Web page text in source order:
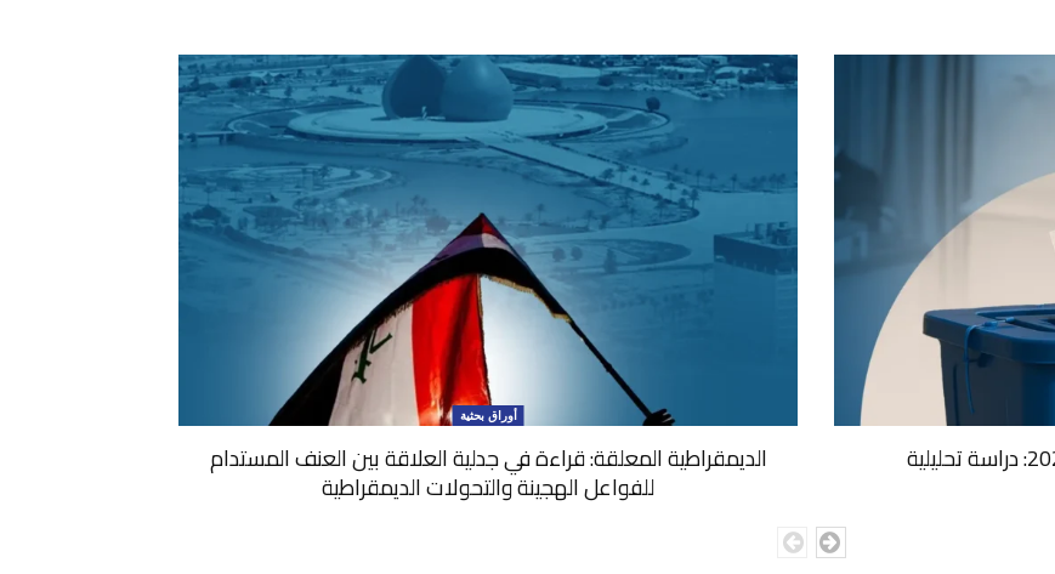
أوراق بحثية
الديمقراطية المعلقة: قراءة في جدلية العلاقة بين العنف المستدام
للفواعل الهجينة والتحولات الديمقراطية